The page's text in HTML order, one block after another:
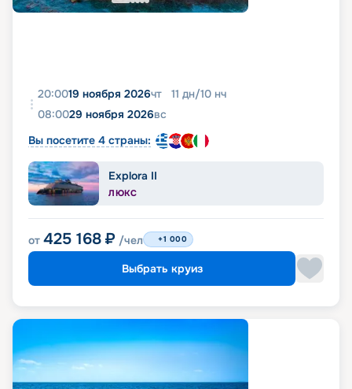
20:0019 ноября 2026чт 11 дн/10 нч
08:0029 ноября 2026вс
Вы посетите 4 страны:
Explora II
ЛЮКС
от 425 168 ₽ /чел +1 000
Выбрать круиз